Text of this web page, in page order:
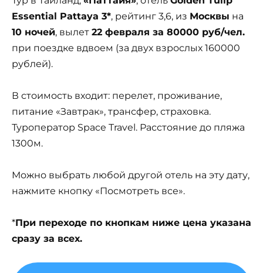
Essential Pattaya 3*, рейтинг 3,6, из Москвы на
10 ночей, вылет 22 февраля за 80000 руб/чел.
при поездке вдвоем (за двух взрослых 160000
рублей).
В стоимость входит: перелет, проживание,
питание «Завтрак», трансфер, страховка.
Туроператор Space Travel. Расстояние до пляжа
1300м.
Можно выбрать любой другой отель на эту дату,
нажмите кнопку «Посмотреть все».
*При переходе по кнопкам ниже цена указана
сразу за всех.